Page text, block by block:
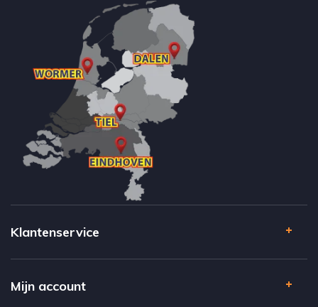
Klantenservice
Mijn account